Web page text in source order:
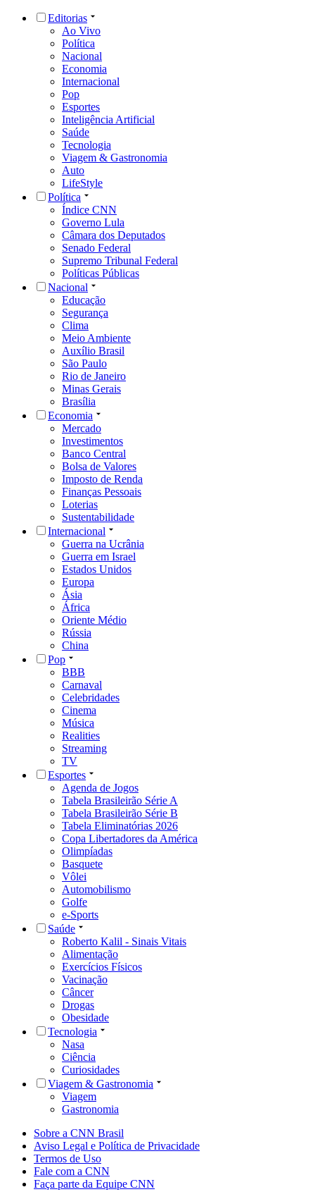
Editorias
Ao Vivo
Política
Nacional
Economia
Internacional
Pop
Esportes
Inteligência Artificial
Saúde
Tecnologia
Viagem & Gastronomia
Auto
LifeStyle
Política
Índice CNN
Governo Lula
Câmara dos Deputados
Senado Federal
Supremo Tribunal Federal
Políticas Públicas
Nacional
Educação
Segurança
Clima
Meio Ambiente
Auxílio Brasil
São Paulo
Rio de Janeiro
Minas Gerais
Brasília
Economia
Mercado
Investimentos
Banco Central
Bolsa de Valores
Imposto de Renda
Finanças Pessoais
Loterias
Sustentabilidade
Internacional
Guerra na Ucrânia
Guerra em Israel
Estados Unidos
Europa
Ásia
África
Oriente Médio
Rússia
China
Pop
BBB
Carnaval
Celebridades
Cinema
Música
Realities
Streaming
TV
Esportes
Agenda de Jogos
Tabela Brasileirão Série A
Tabela Brasileirão Série B
Tabela Eliminatórias 2026
Copa Libertadores da América
Olimpíadas
Basquete
Vôlei
Automobilismo
Golfe
e-Sports
Saúde
Roberto Kalil - Sinais Vitais
Alimentação
Exercícios Físicos
Vacinação
Câncer
Drogas
Obesidade
Tecnologia
Nasa
Ciência
Curiosidades
Viagem & Gastronomia
Viagem
Gastronomia
Sobre a CNN Brasil
Aviso Legal e Política de Privacidade
Termos de Uso
Fale com a CNN
Faça parte da Equipe CNN